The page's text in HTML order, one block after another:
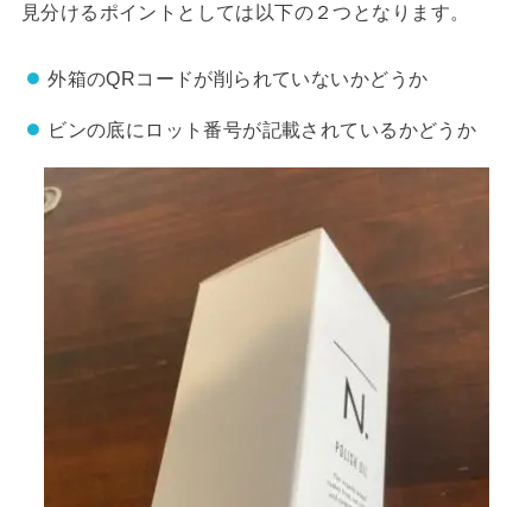
見分けるポイントとしては以下の２つとなります。
外箱のQRコードが削られていないかどうか
ビンの底にロット番号が記載されているかどうか